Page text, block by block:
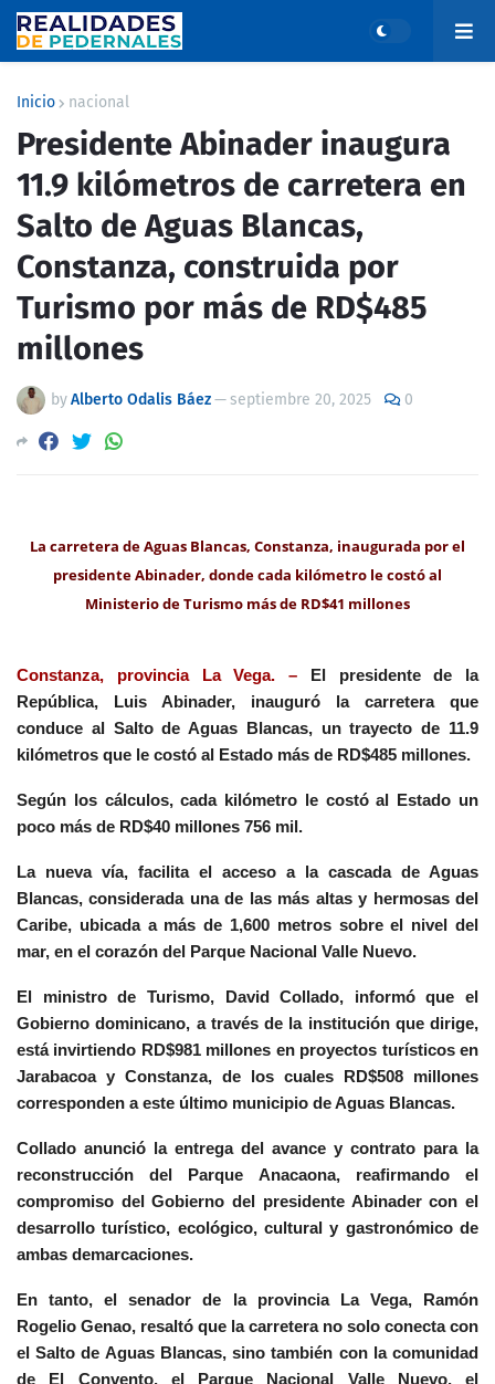
Inicio nacional
Presidente Abinader inaugura
11.9 kilómetros de carretera en
Salto de Aguas Blancas,
Constanza, construida por
Turismo por más de RD$485
millones
byAlberto Odalis Báez— septiembre 20, 2025 0
La carretera de Aguas Blancas, Constanza, inaugurada por el
presidente Abinader, donde cada kilómetro le costó al
Ministerio de Turismo más de RD$41 millones
Constanza, provincia La Vega. – El presidente de la
República, Luis Abinader, inauguró la carretera que
conduce al Salto de Aguas Blancas, un trayecto de 11.9
kilómetros que le costó al Estado más de RD$485 millones.
Según los cálculos, cada kilómetro le costó al Estado un
poco más de RD$40 millones 756 mil.
La nueva vía, facilita el acceso a la cascada de Aguas
Blancas, considerada una de las más altas y hermosas del
Caribe, ubicada a más de 1,600 metros sobre el nivel del
mar, en el corazón del Parque Nacional Valle Nuevo.
El ministro de Turismo, David Collado, informó que el
Gobierno dominicano, a través de la institución que dirige,
está invirtiendo RD$981 millones en proyectos turísticos en
Jarabacoa y Constanza, de los cuales RD$508 millones
corresponden a este último municipio de Aguas Blancas.
Collado anunció la entrega del avance y contrato para la
reconstrucción del Parque Anacaona, reafirmando el
compromiso del Gobierno del presidente Abinader con el
desarrollo turístico, ecológico, cultural y gastronómico de
ambas demarcaciones.
En tanto, el senador de la provincia La Vega, Ramón
Rogelio Genao, resaltó que la carretera no solo conecta con
el Salto de Aguas Blancas, sino también con la comunidad
de El Convento, el Parque Nacional Valle Nuevo, el